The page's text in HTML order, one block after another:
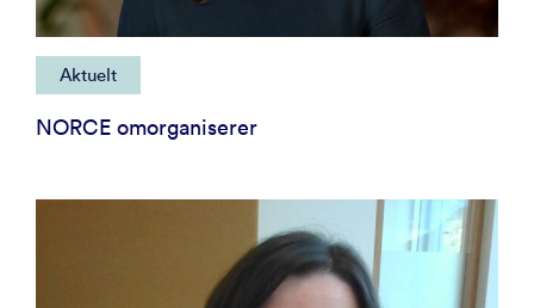
Aktuelt
NORCE omorganiserer